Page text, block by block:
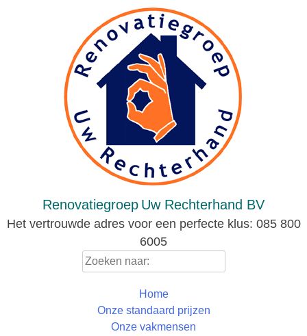
Renovatiegroep Uw Rechterhand BV
Het vertrouwde adres voor een perfecte klus: 085 800
6005
Home
Onze standaard prijzen
Onze vakmensen